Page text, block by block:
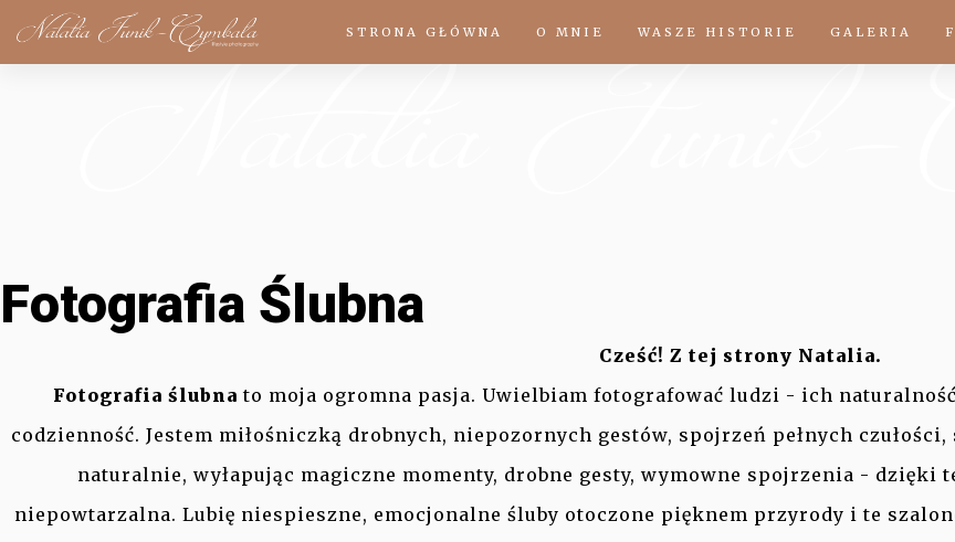
STRONA GŁÓWNA O MNIE WASZE HISTORIE GALERIA
Fotografia Ślubna
Cześć! Z tej strony Natalia.
Fotografia ślubna to moja ogromna pasja. Uwielbiam fotografować ludzi - ich
codzienność. Jestem miłośniczką drobnych, niepozornych gestów, spojrzeń pełnych
naturalnie, wyłapując magiczne momenty, drobne gesty, wymowne spojrzenia - dzięki
niepowtarzalna. Lubię niespieszne, emocjonalne śluby otoczone pięknem przyrody i te